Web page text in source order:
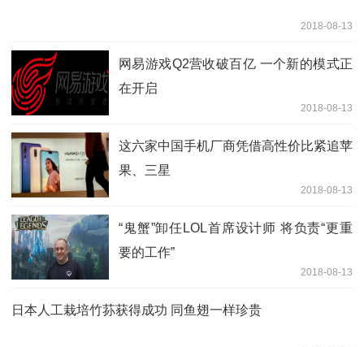
2018-08-13
网易游戏Q2营收破百亿 一个新的模式正
在开启
2018-08-13
这六家中国手机厂商凭借高性价比紧追苹
果、三星
2018-08-13
“鬼蟹”卸任LOL首席设计师 将负责“更重
要的工作”
2018-08-13
日本人工栽培竹荪获得成功 同鱼翅一样珍贵